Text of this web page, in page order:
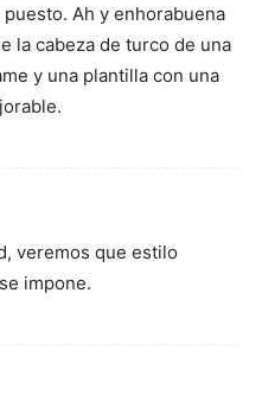
Ah y enhorabuena
la cabeza de turco de una
y una plantilla con una
veremos que estilo
impone.